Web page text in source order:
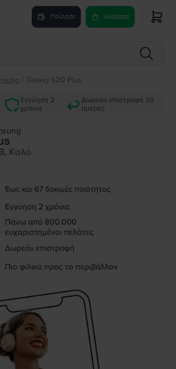
Πούλησε Αγόρασε
Galaxy S20 Plus
Εγγύηση 2
χρόνια
Δωρεάν επιστροφή 30
ημέρες
Καλό